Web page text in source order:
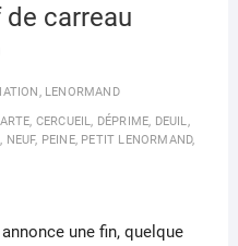
carreau
, LENORMAND
, CERCUEIL, DÉPRIME, DEUIL,
, NEUF, PEINE, PETIT LENORMAND,
une fin, quelque